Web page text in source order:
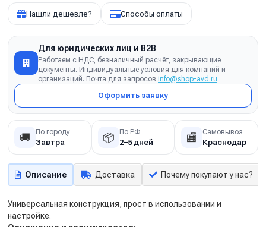
Нашли дешевле? Способы оплаты
Для юридических лиц и B2B
Работаем с НДС, безналичный расчёт, закрывающие
документы. Индивидуальные условия для компаний и
организаций. Почта для запросов info@shop-avd.ru
Оформить заявку
🚚 По городу
Завтра 📦 По РФ
2–5 дней 🏬 Самовывоз
Краснодар
Описание Доставка Почему покупают у нас?
Универсальная конструкция, прост в использовании и
настройке.